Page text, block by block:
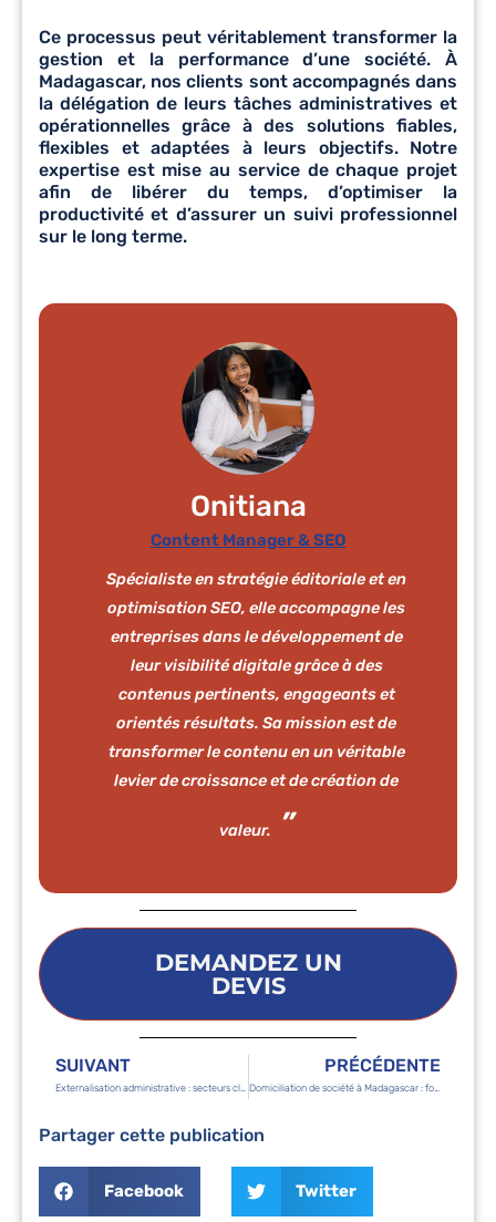
Ce processus peut véritablement transformer la
gestion et la performance d’une société. À
Madagascar, nos clients sont accompagnés dans
la délégation de leurs tâches administratives et
opérationnelles grâce à des solutions fiables,
flexibles et adaptées à leurs objectifs. Notre
expertise est mise au service de chaque projet
afin de libérer du temps, d’optimiser la
productivité et d’assurer un suivi professionnel
sur le long terme.
Onitiana
Content Manager & SEO
Spécialiste en stratégie éditoriale et en
optimisation SEO, elle accompagne les
entreprises dans le développement de
leur visibilité digitale grâce à des
contenus pertinents, engageants et
orientés résultats. Sa mission est de
transformer le contenu en un véritable
levier de croissance et de création de
valeur.
DEMANDEZ UN
DEVIS
SUIVANT PRÉCÉDENTE
Domiciliation de société à Madagascar : focus sur la fiscalité
Partager cette publication
Facebook Twitter